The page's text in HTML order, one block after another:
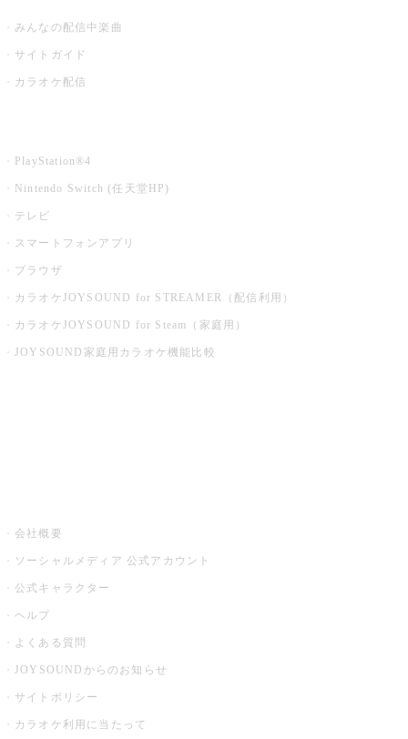
みんなの配信中楽曲
サイトガイド
カラオケ配信
PlayStation®4
Nintendo Switch (任天堂HP)
テレビ
スマートフォンアプリ
ブラウザ
カラオケJOYSOUND for STREAMER（配信利用）
カラオケJOYSOUND for Steam（家庭用）
JOYSOUND家庭用カラオケ機能比較
会社概要
ソーシャルメディア 公式アカウント
公式キャラクター
ヘルプ
よくある質問
JOYSOUNDからのお知らせ
サイトポリシー
カラオケ利用に当たって